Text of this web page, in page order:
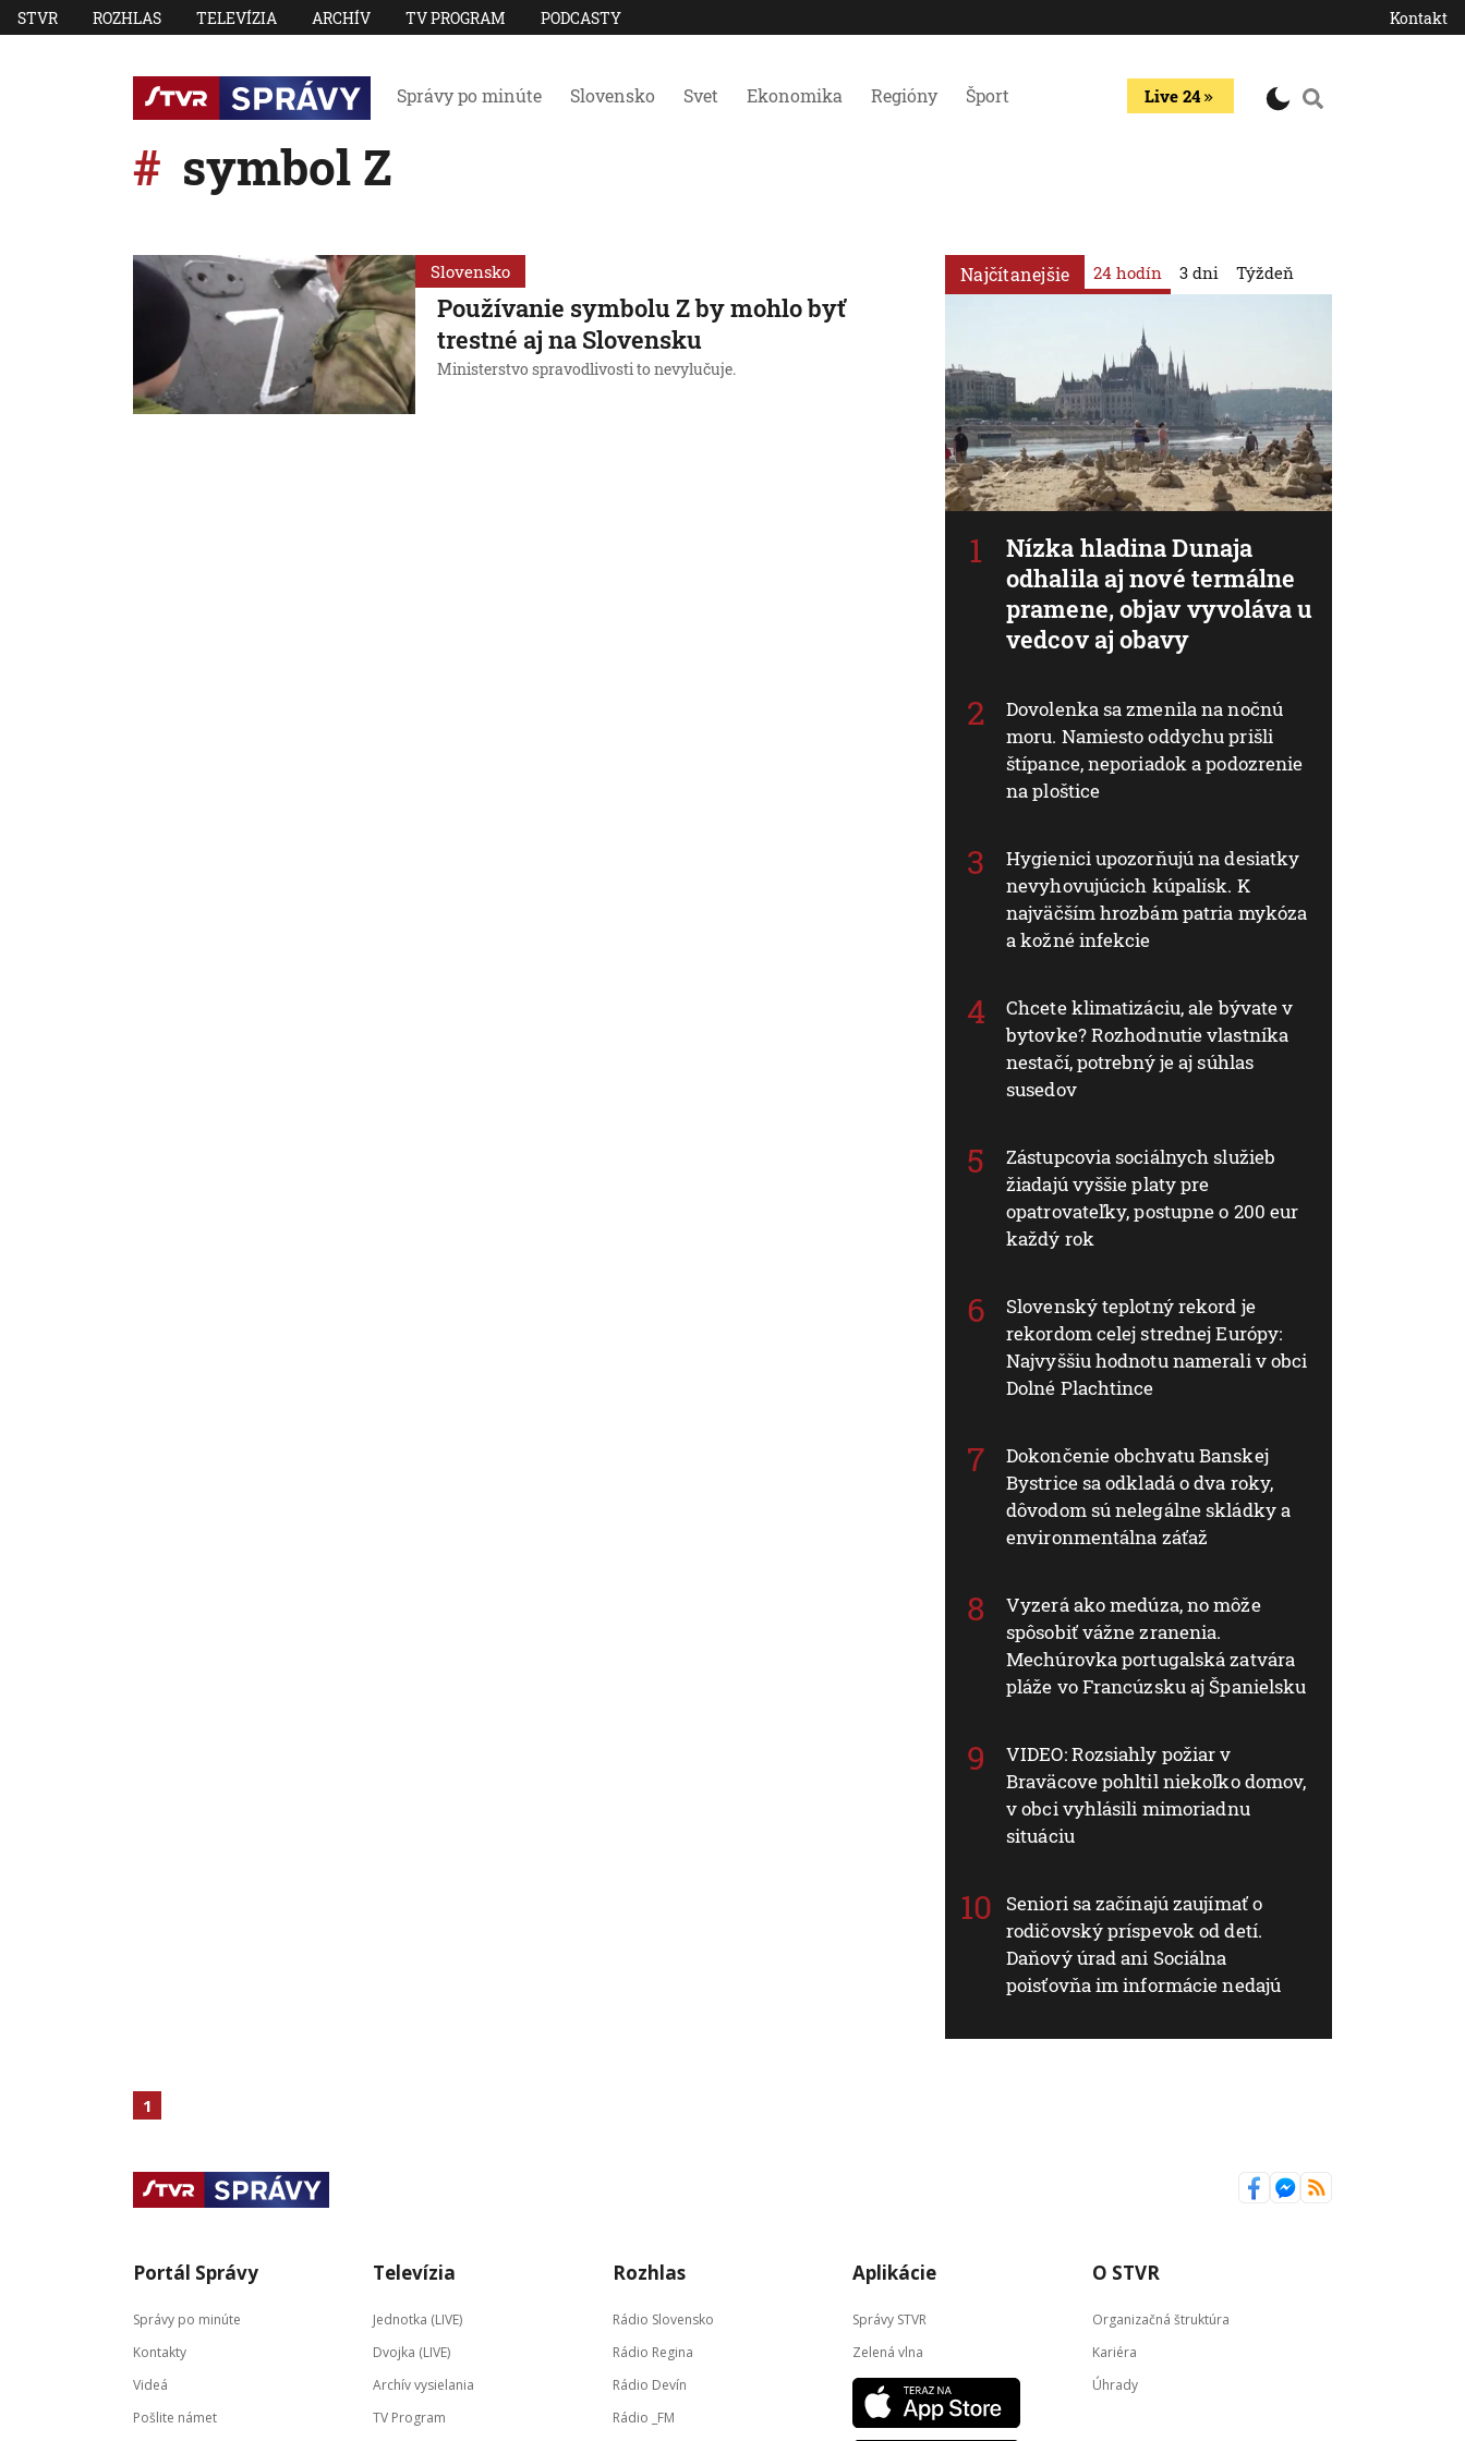
STVR ROZHLAS TELEVÍZIA ARCHÍV TV PROGRAM PODCASTY Kontakt
Správy po minúte Slovensko Svet Ekonomika Regióny Šport Live 24
symbol Z
Slovensko
Používanie symbolu Z by mohlo byť
trestné aj na Slovensku
Ministerstvo spravodlivosti to nevylučuje.
Najčítanejšie 24 hodín
Nízka hladina Dunaja
odhalila aj nové termálne
pramene, objav vyvoláva u
vedcov aj obavy
Dovolenka sa zmenila na nočnú
moru. Namiesto oddychu prišli
štípance, neporiadok a podozrenie
na ploštice
Hygienici upozorňujú na desiatky
nevyhovujúcich kúpalísk. K
najväčším hrozbám patria mykóza
a kožné infekcie
Chcete klimatizáciu, ale bývate v
bytovke? Rozhodnutie vlastníka
nestačí, potrebný je aj súhlas
susedov
Zástupcovia sociálnych služieb
žiadajú vyššie platy pre
opatrovateľky, postupne o 200 eur
každý rok
Slovenský teplotný rekord je
rekordom celej strednej Európy:
Najvyššiu hodnotu namerali v obci
Dolné Plachtince
Dokončenie obchvatu Banskej
Bystrice sa odkladá o dva roky,
dôvodom sú nelegálne skládky a
environmentálna záťaž
Vyzerá ako medúza, no môže
spôsobiť vážne zranenia.
Mechúrovka portugalská zatvára
pláže vo Francúzsku aj Španielsku
VIDEO: Rozsiahly požiar v
Braväcove pohltil niekoľko domov,
v obci vyhlásili mimoriadnu
situáciu
Seniori sa začínajú zaujímať o
rodičovský príspevok od detí.
Daňový úrad ani Sociálna
poisťovňa im informácie nedajú
3 dni Týždeň
1
Portál Správy
Správy po minúte
Kontakty
Videá
Pošlite námet
Televízia
Jednotka (LIVE)
Dvojka (LIVE)
Archív vysielania
TV Program
Rozhlas
Rádio Slovensko
Rádio Regina
Rádio Devín
Rádio _FM
Aplikácie
Správy STVR
Zelená vlna
O STVR
Organizačná štruktúra
Kariéra
Úhrady